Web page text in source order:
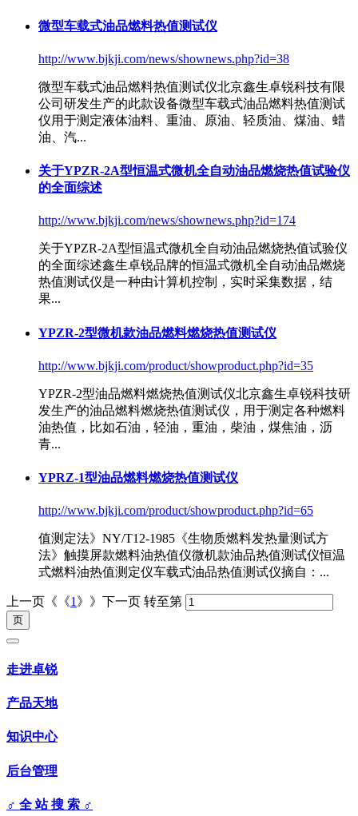
微型车载式油品燃料热值测试仪
http://www.bjkji.com/news/shownews.php?id=38
微型车载式油品燃料热值测试仪北京鑫生卓锐科技有限
公司研发生产的此款设备微型车载式油品燃料热值测试
仪用于测定液体油料、重油、原油、轻质油、煤油、蜡
油、汽...
关于YPZR-2A型恒温式微机全自动油品燃烧热值试验仪
的全面综述
http://www.bjkji.com/news/shownews.php?id=174
关于YPZR-2A型恒温式微机全自动油品燃烧热值试验仪
的全面综述鑫生卓锐品牌的恒温式微机全自动油品燃烧
热值测试仪是一种由计算机控制，实时采集数据，结
果...
YPZR-2型微机款油品燃料燃烧热值测试仪
http://www.bjkji.com/product/showproduct.php?id=35
YPZR-2型油品燃料燃烧热值测试仪北京鑫生卓锐科技研
发生产的油品燃料燃烧热值测试仪，用于测定各种燃料
油热值，比如石油，轻油，重油，柴油，煤焦油，沥
青...
YPRZ-1型油品燃料燃烧热值测试仪
http://www.bjkji.com/product/showproduct.php?id=65
值测定法》NY/T12-1985《生物质燃料发热量测试方
法》触摸屏款燃料油热值仪微机款油品热值测试仪恒温
式燃料油热值测定仪车载式油品热值测试仪摘自：...
上一页《《1》》下一页 转至第
走进卓锐
产品天地
知识中心
后台管理
♂ 全 站 搜 索 ♂